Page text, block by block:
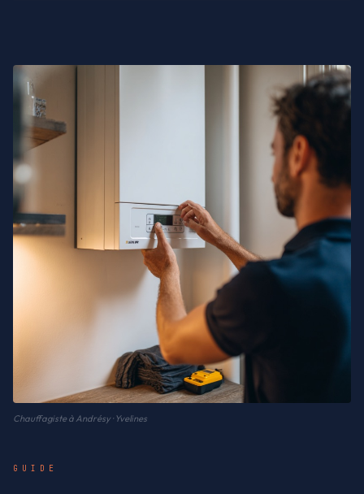
Chauffagiste à Andrésy · Yvelines
GUIDE